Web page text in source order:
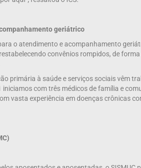
geriátrico
o atendimento e acompanhamento
convênios rompidos, de
primária à saúde e serviços sociais vêm
com três médicos de família e
vasta experiência em doenças crônicas